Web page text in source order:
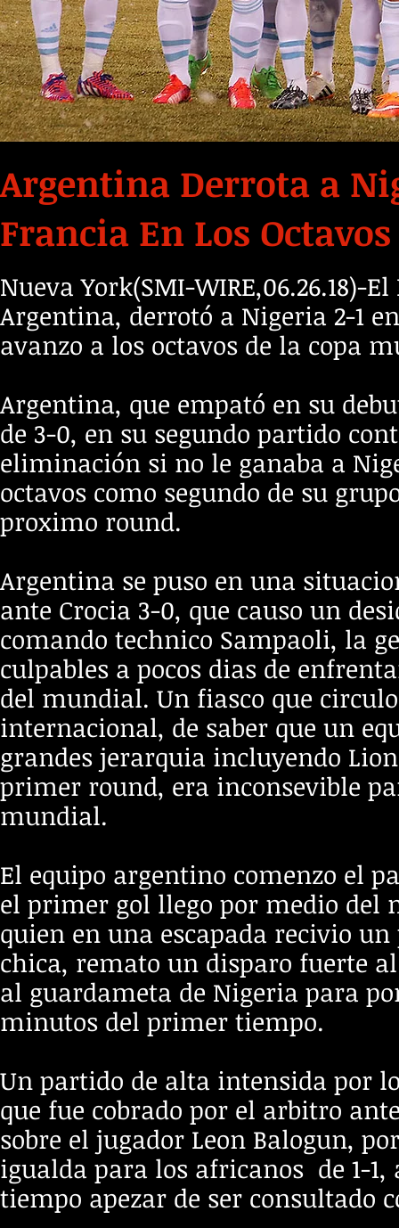
Argentina Derrota a
Francia En Los
Nueva York(SMI-WIRE,06.26.18)-
Argentina, derrotó a Nigeria 2-1
avanzo a los octavos de la copa
Argentina, que empató en su
de 3-0, en su segundo partido
eliminación si no le ganaba a
octavos como segundo de su
proximo round.
Argentina se puso en una
ante Crocia 3-0, que causo un
comando technico Sampaoli, la
culpables a pocos dias de
del mundial. Un fiasco que
internacional, de saber que un
grandes jerarquia incluyendo
primer round, era inconsevible
mundial.
El equipo argentino comenzo el
el primer gol llego por medio del
quien en una escapada recivio
chica, remato un disparo fuerte
al guardameta de Nigeria para
minutos del primer tiempo.
Un partido de alta intensida por
que fue cobrado por el arbitro
sobre el jugador Leon Balogun,
igualda para los africanos de 1-
tiempo apezar de ser consultado